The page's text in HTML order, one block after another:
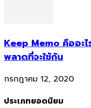
Keep Memo คืออะไ
พลาดที่จะใช้กัน
กรกฎาคม 12, 2020
ประเภทยอดนิยม